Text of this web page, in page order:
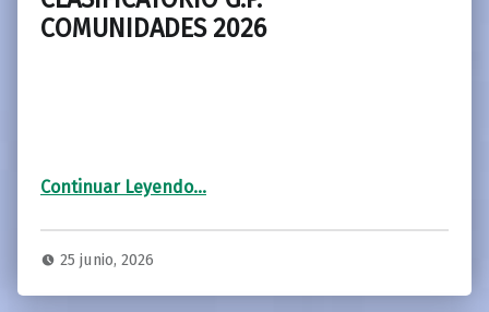
COMUNIDADES 2026
Continuar Leyendo…
25 junio, 2026